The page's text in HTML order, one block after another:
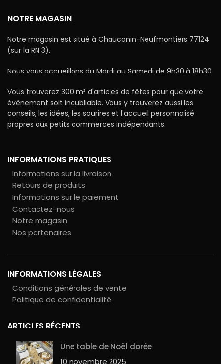
NOTRE MAGASIN
Notre magasin est situé à Chauconin-Neufmontiers 77124
(sur la RN 3).
Nous vous accueillons du Mardi au Samedi de 9h30 à 18h30.
Vous trouverez 300 m² d'articles de fêtes pour que votre
évènement soit inoubliable. Vous y trouverez aussi les
conseils, les idées, les sourires et l'accueil personnalisé
propres aux petits commerces indépendants.
INFORMATIONS PRATIQUES
Informations sur la livraison
Retours de produits
Informations sur le paiement
Contactez-nous
Notre magasin
Nos partenaires
INFORMATIONS LÉGALES
Conditions générales de vente
Politique de confidentialité
ARTICLES RÉCENTS
Une table de Noël dorée
10 novembre 2025